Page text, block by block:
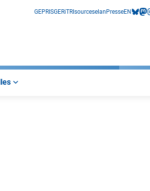
GEPRISGERiTRIsourceselan PresseEN